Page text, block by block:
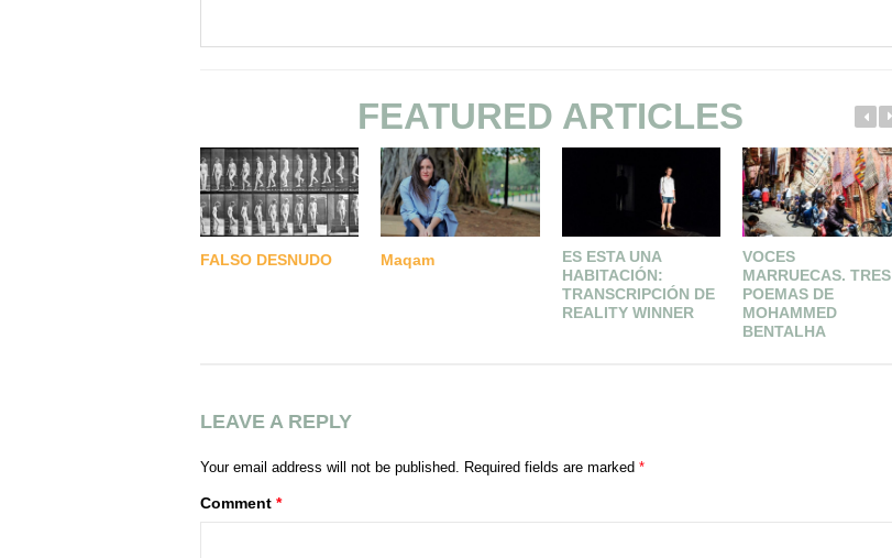
FEATURED ARTICLES
FALSO DESNUDO Maqam
ES ESTA UNA
HABITACIÓN:
TRANSCRIPCIÓN DE
REALITY WINNER
VOCES
MARRUECAS. TRES
POEMAS DE
MOHAMMED
BENTALHA
LEAVE A REPLY
Your email address will not be published. Required fields are marked *
Comment *